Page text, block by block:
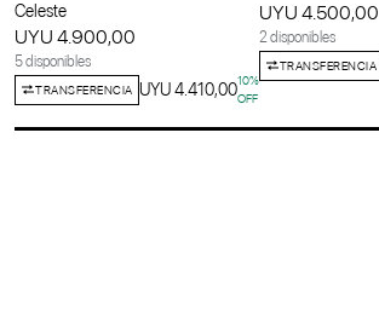
Celeste
UYU 4.900,00
5 disponibles
TRANSFERENCIA UYU 4.410,0010%
OFF
UYU 4.500,00
2 disponibles
TRANSFERENCIA